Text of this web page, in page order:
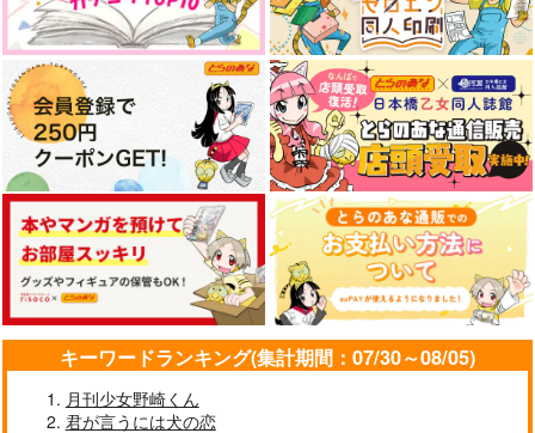
UNIVERSE！！3
KIN麦
944円（税込）
ルシファー
サンプル
作品詳細
UNIVERSE！！２
KIN麦
787円（税込）
ルシファー
サンプル
作品詳細
結局、めでたし
ダサイ本屋さん
499円（税込）
鯉登音之進×月島基
サンプル
作品詳細
スクウェア・エニック
ス
1,470 円（税込）
サンプル
作品詳細
三交社
880円（税込）
サンプル
作品詳細
嬢は生真面目軍人に餌
付けをされて幸せにな
る 7
双葉社
792円（税込）
サンプル
作品詳細
キーワードランキング(集計期間：07/30～08/05)
月刊少女野崎くん
君が言うには犬の恋